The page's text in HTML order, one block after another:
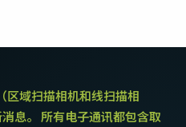
区域扫描相机和线扫描相
息。 所有电子通讯都包含取